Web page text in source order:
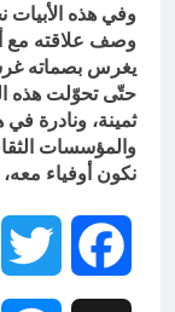
وفي هذه الأبيات
وصف علاقته مع
يغرس بصماته
حتّى تحوّلت هذه
ثمينة، ونادرة
والمؤسسات
نكون أوفياء